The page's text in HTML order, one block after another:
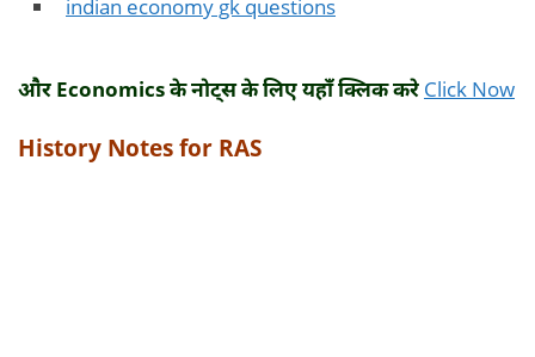
indian economy gk questions
और Economics के नोट्स के लिए यहाँ क्लिक करे Click Now
History Notes for RAS